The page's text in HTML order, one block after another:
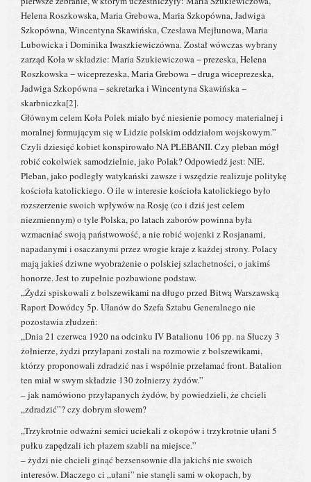
Helena Roszkowska, Maria Grebowa, Maria Szkopówna, Jadwiga
Szkopówna, Wincentyna Skawińska, Czesława Mejłunowa, Maria
Lubowicka i Dominika Iwaszkiewiczówna. Został wówczas wybrany
zarząd Koła w składzie: Maria Szukiewiczowa − prezeska, Helena
Roszkowska − wiceprezeska, Maria Grebowa − druga wiceprezeska,
Jadwiga Szkopówna − sekretarka i Wincentyna Skawińska −
skarbniczka[2].
Głównym celem Koła Polek miało być niesienie pomocy materialnej i
moralnej formującym się w Lidzie polskim oddziałom wojskowym.”
Czyli dziesięć kobiet konspirowało NA PLEBANII. Czy pleban mógł
robić cokolwiek samodzielnie, jako Polak? Odpowiedź jest: NIE.
Pleban, jako podległy watykański zawsze i wszędzie realizuje politykę
kościoła katolickiego. O ile w interesie kościoła katolickiego było
rozszerzenie swoich wpływów na Rosję (co i dziś jest celem
niezmiennym) o tyle Polska, po latach zaborów powinna była
wzmacniać swoją państwowość, a nie robić wojenki z Rosjanami,
napadanymi i osaczanymi przez wrogie kraje z każdej strony. Polacy
mają jakieś dziwne wyobrażenie o polskiej szlachetności, o jakimś
honorze. Jest to zupełnie pozbawione podstaw.
„Żydzi spiskowali z bolszewikami na długo przed Bitwą Warszawską
Raport Dowódcy 5p. Ułanów do Szefa Sztabu Generalnego nie
pozostawia złudzeń:
„Dnia 21 czerwca 1920 na odcinku IV Batalionu 106 pp. na Słuczy 3
żołnierze, żydzi przyłapani zostali na rozmowie z bolszewikami,
którzy proponowali zdradzić nas i wspólnie przełamać front. Batalion
ten miał w swym składzie 130 żołnierzy żydów.”
– jak namówiono przyłapanych żydów, by powiedzieli, że chcieli
„zdradzić”? czy dobrym słowem?
„Trzykrotnie odważni semici uciekali z okopów i trzykrotnie ułani 5
pułku zapędzali ich płazem szabli na miejsce.”
– żydzi nie chcieli ginąć bezsensownie dla jakichś nie swoich
interesów. Dlaczego ci „ułani” nie stanęli sami w okopach, by